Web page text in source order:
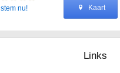
stem nu! Kaart
Links